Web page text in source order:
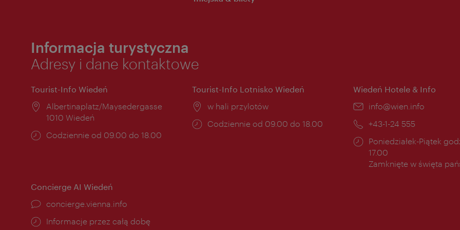
Informacja turystyczna
Adresy i dane kontaktowe
Tourist-Info Wiedeń
Miejsce:
Albertinaplatz/Maysedergasse
1010 Wiedeń
Godziny
Codziennie od 09.00 do 18.00
Tourist-Info Lotnisko Wiedeń
Miejsce:
w hali przylotów
Godziny
Codziennie od 09.00 do 18.00
Wiedeń Hotele & Info
E-
info@wien.info
Telefon:
+43-1-24 555
Godziny
otwarcia:
Poniedziałek-Piątek
17.00
Zamknięte w święta
Concierge AI Wiedeń
concierge.vienna.info
Informacje przez całą dobę